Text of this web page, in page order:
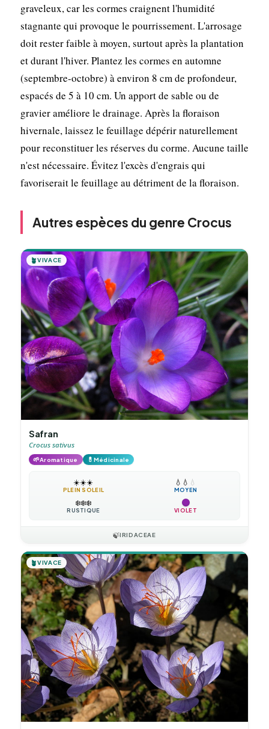
graveleux, car les cormes craignent l'humidité
stagnante qui provoque le pourrissement. L'arrosage
doit rester faible à moyen, surtout après la plantation
et durant l'hiver. Plantez les cormes en automne
(septembre-octobre) à environ 8 cm de profondeur,
espacés de 5 à 10 cm. Un apport de sable ou de
gravier améliore le drainage. Après la floraison
hivernale, laissez le feuillage dépérir naturellement
pour reconstituer les réserves du corme. Aucune taille
n'est nécessaire. Évitez l'excès d'engrais qui
favoriserait le feuillage au détriment de la floraison.
Autres espèces du genre Crocus
🪴VIVACE
Safran
Crocus sativus
🌱Aromatique 💊 Médicinale
☀️☀️☀️
PLEIN SOLEIL
💧 💧 💧
MOYEN
❄️❄️❄️
RUSTIQUE VIOLET
🍃IRIDACEAE
🪴VIVACE